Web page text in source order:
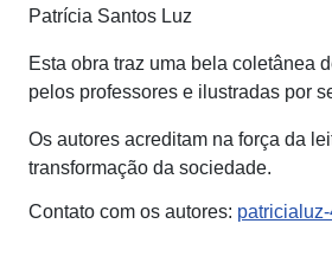
Patrícia Santos Luz
Esta obra traz uma bela coletânea
pelos professores e ilustradas por
Os autores acreditam na força da
transformação da sociedade.
Contato com os autores: